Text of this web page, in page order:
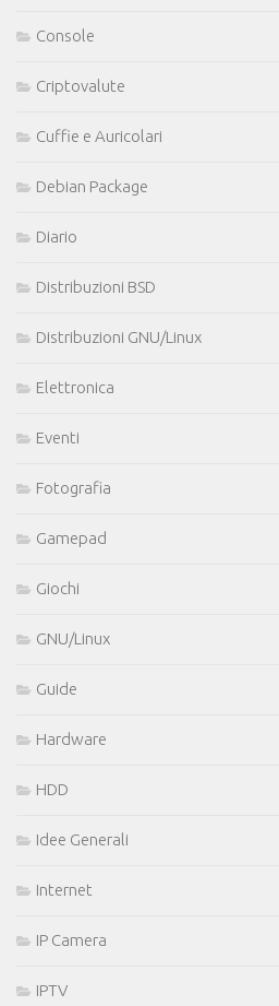
Console
Criptovalute
Cuffie e Auricolari
Debian Package
Diario
Distribuzioni BSD
Distribuzioni GNU/Linux
Elettronica
Eventi
Fotografia
Gamepad
Giochi
GNU/Linux
Guide
Hardware
HDD
Idee Generali
Internet
IP Camera
IPTV